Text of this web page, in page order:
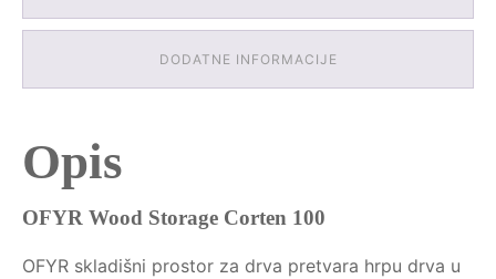
DODATNE INFORMACIJE
Opis
OFYR Wood Storage Corten 100
OFYR skladišni prostor za drva pretvara hrpu drva u